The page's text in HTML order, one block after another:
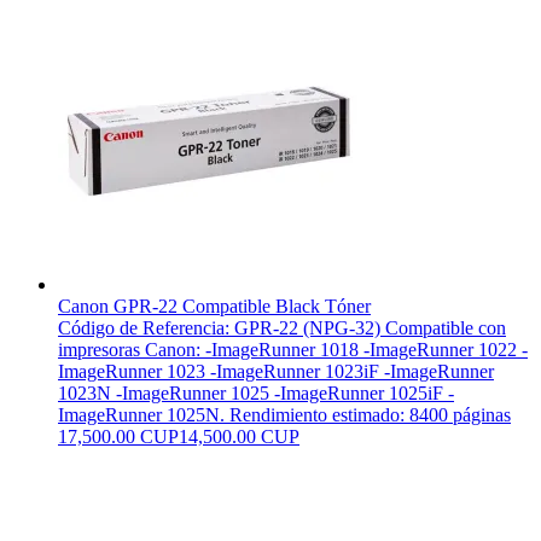
Canon GPR-22 Compatible Black Tóner
Código de Referencia: GPR-22 (NPG-32) Compatible con
impresoras Canon: -ImageRunner 1018 -ImageRunner 1022 -
ImageRunner 1023 -ImageRunner 1023iF -ImageRunner
1023N -ImageRunner 1025 -ImageRunner 1025iF -
ImageRunner 1025N. Rendimiento estimado: 8400 páginas
17,500.00 CUP14,500.00 CUP